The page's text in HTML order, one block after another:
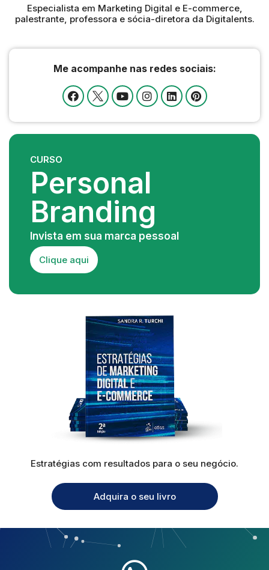
Especialista em Marketing Digital e E-commerce,
palestrante, professora e sócia-diretora da Digitalents.
Me acompanhe nas redes sociais:
CURSO
Personal
Branding
Invista em sua marca pessoal
Clique aqui
Estratégias com resultados para o seu negócio.
Adquira o seu livro